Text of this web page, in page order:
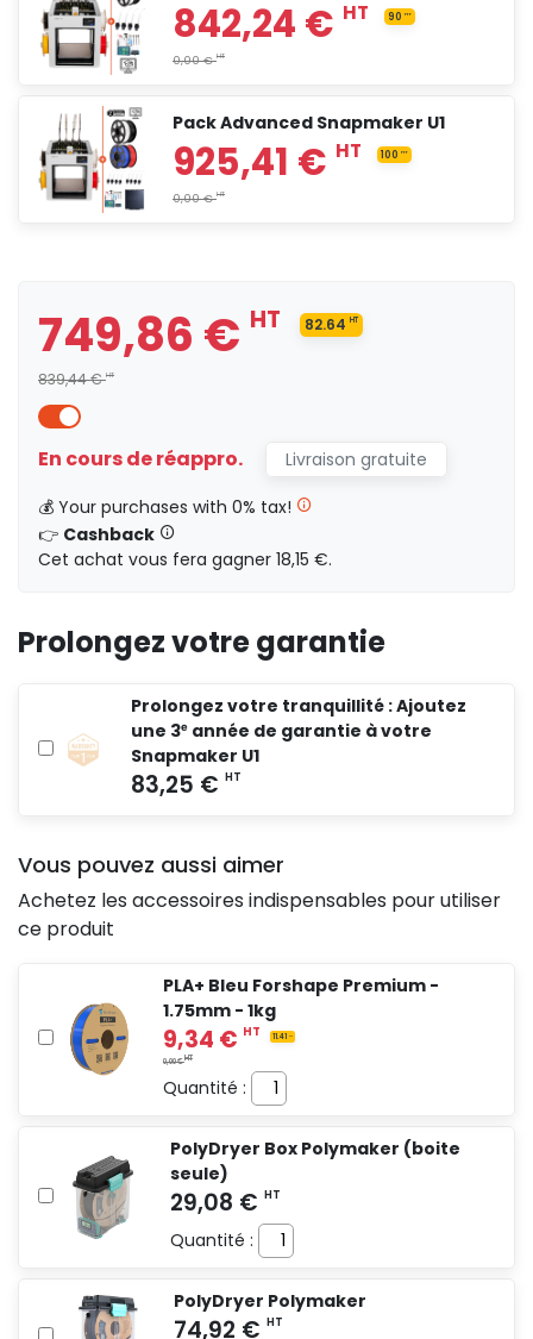
749,86 €
842,24 €
0,00 €HT
Pack Advanced Snapmaker U1
925,41 €
0,00 €HT
749,86 € HT
839,44 €HT
82.64 HT
En cours de réappro.
Livraison gratuite
💰 Your purchases with 0% tax!
👉 Cashback
Cet achat vous fera gagner 18,15 €.
Prolongez votre garantie
Prolongez votre tranquillité : Ajoutez
une 3ᵉ année de garantie à votre
Snapmaker U1
Vous pouvez aussi aimer
Achetez les accessoires indispensables pour utiliser
ce produit
PLA+ Bleu Forshape Premium -
1.75mm - 1kg
Quantité :
PolyDryer Box Polymaker (boite
seule)
Quantité :
PolyDryer Polymaker